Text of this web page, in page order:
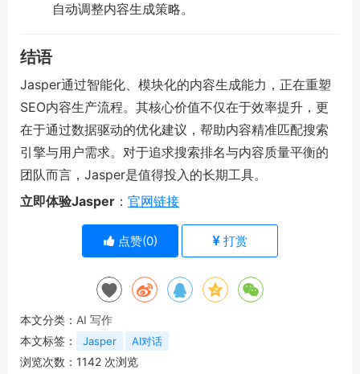
自动调整内容生成策略。
结语
Jasper通过智能化、模块化的内容生成能力，正在重塑
SEO内容生产流程。其核心价值不仅在于效率提升，更
在于通过数据驱动的优化建议，帮助内容精准匹配搜索
引擎与用户需求。对于追求搜索排名与内容质量平衡的
团队而言，Jasper是值得投入的长期工具。
立即体验Jasper ： 官网链接
点赞(0) 打赏
本文分类： AI 写作
本文标签：
Jasper AI对话
浏览次数： 1142 次浏览